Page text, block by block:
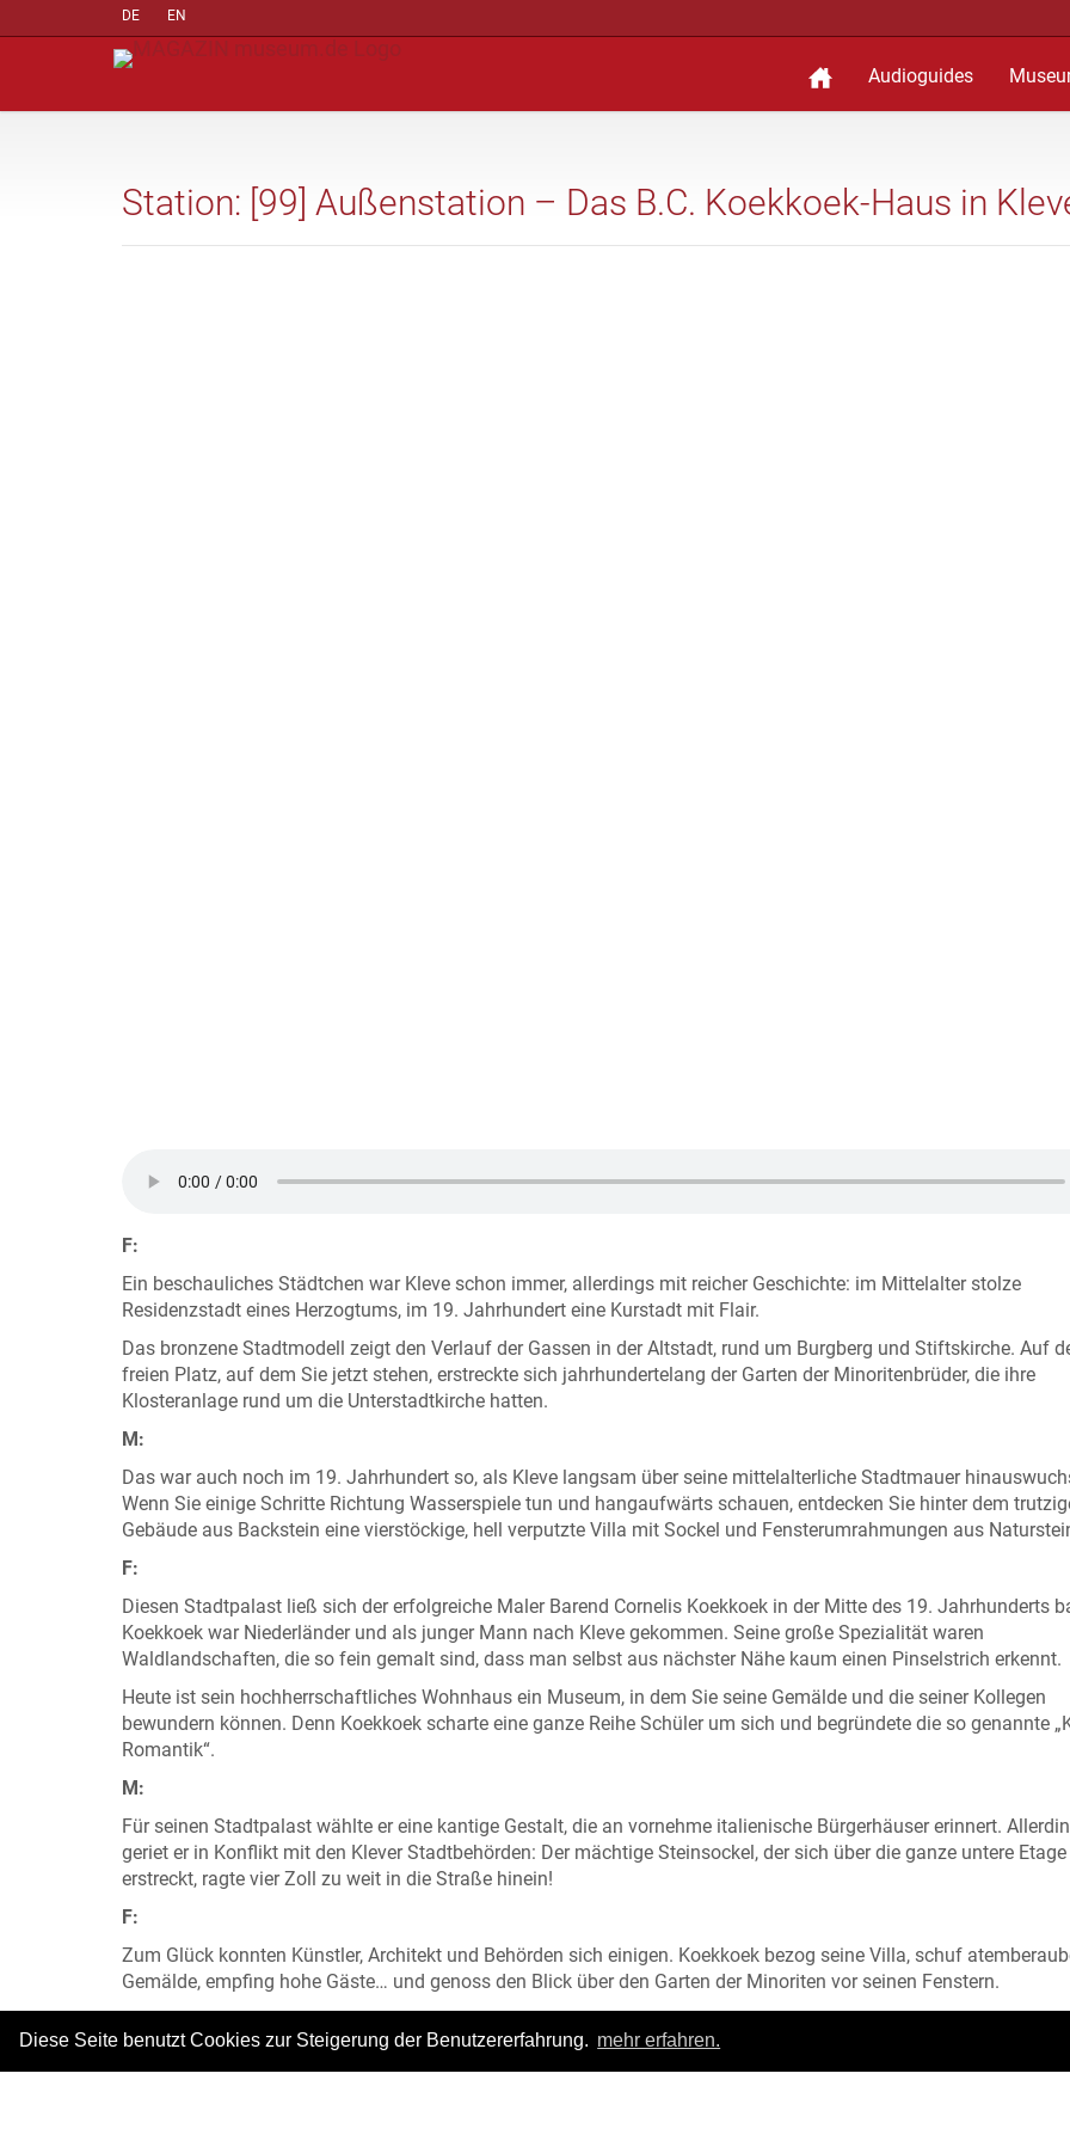
Diese Seite benutzt Cookies zur Steigerung der Benutzererfahrung. mehr erfahren.
DE EN
Audioguides
Station: [99] Außenstation – Das B.C. Koekkoek-Haus in
F:
Ein beschauliches Städtchen war Kleve schon immer, allerdings mit reicher Geschichte: im Mittelalter stolze
Residenzstadt eines Herzogtums, im 19. Jahrhundert eine Kurstadt mit Flair.
Das bronzene Stadtmodell zeigt den Verlauf der Gassen in der Altstadt, rund um Burgberg und Stiftskirche. Auf
freien Platz, auf dem Sie jetzt stehen, erstreckte sich jahrhundertelang der Garten der Minoritenbrüder, die ihre
Klosteranlage rund um die Unterstadtkirche hatten.
M:
Das war auch noch im 19. Jahrhundert so, als Kleve langsam über seine mittelalterliche Stadtmauer
Wenn Sie einige Schritte Richtung Wasserspiele tun und hangaufwärts schauen, entdecken Sie hinter dem
Gebäude aus Backstein eine vierstöckige, hell verputzte Villa mit Sockel und Fensterumrahmungen aus
F:
Diesen Stadtpalast ließ sich der erfolgreiche Maler Barend Cornelis Koekkoek in der Mitte des 19. Jahrhunderts
Koekkoek war Niederländer und als junger Mann nach Kleve gekommen. Seine große Spezialität waren
Waldlandschaften, die so fein gemalt sind, dass man selbst aus nächster Nähe kaum einen Pinselstrich erkennt.
Heute ist sein hochherrschaftliches Wohnhaus ein Museum, in dem Sie seine Gemälde und die seiner Kollegen
bewundern können. Denn Koekkoek scharte eine ganze Reihe Schüler um sich und begründete die so genannte
Romantik“.
M:
Für seinen Stadtpalast wählte er eine kantige Gestalt, die an vornehme italienische Bürgerhäuser erinnert.
geriet er in Konflikt mit den Klever Stadtbehörden: Der mächtige Steinsockel, der sich über die ganze untere Etage
erstreckt, ragte vier Zoll zu weit in die Straße hinein!
F:
Zum Glück konnten Künstler, Architekt und Behörden sich einigen. Koekkoek bezog seine Villa, schuf
Gemälde, empfing hohe Gäste… und genoss den Blick über den Garten der Minoriten vor seinen Fenstern.
Wenn Sie neugierig geworden sind: Schauen Sie doch einfach mal vorbei: Das B.C. Koekkoek-Haus freut sich auf